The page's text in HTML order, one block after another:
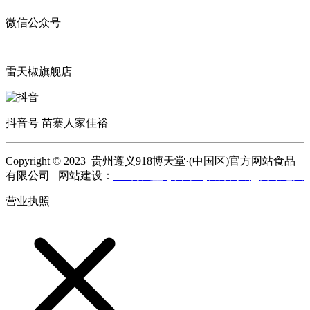
微信公众号
雷天椒旗舰店
抖音号 苗寨人家佳裕
Copyright © 2023 贵州遵义918博天堂·(中国区)官方网站食品
有限公司 网站建设：
营业执照